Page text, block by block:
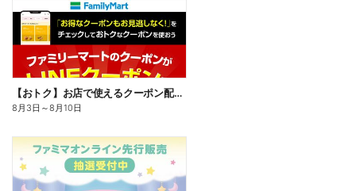
【おトク】お店で使えるクーポン配信中
8月3日 ～8月10日